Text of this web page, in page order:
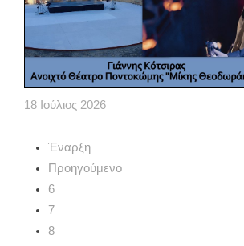
18 Ιούλιος 2026
Έναρξη
Προηγούμενο
6
7
8